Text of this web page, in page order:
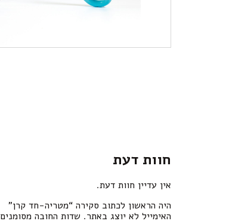
חוות דעת
אין עדיין חוות דעת.
היה הראשון לכתוב סקירה “מטריה-חד קרן”
האימייל לא יוצג באתר. שדות החובה מסומנים